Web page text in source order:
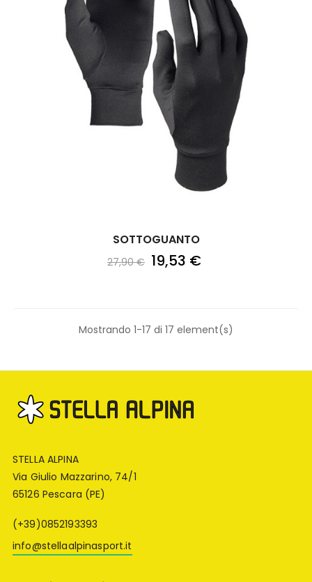
SOTTOGUANTO
27,90 € 19,53 €
Mostrando 1-17 di 17 element(s)
STELLA ALPINA
Via Giulio Mazzarino, 74/1
65126 Pescara (PE)
(+39)0852193393
info@stellaalpinasport.it